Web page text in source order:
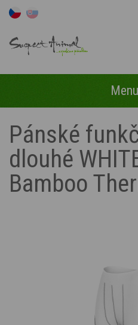
Menu
Pánské
dlouhé
Bamboo